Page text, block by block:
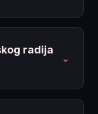
radija
⌄